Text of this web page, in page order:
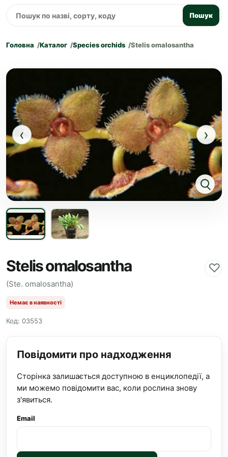
Пошук
Головна Каталог Species orchids Stelis omalosantha
‹ ›
Stelis omalosantha ♡
(Ste. omalosantha)
Немає в наявності
Код: 03553
Повідомити про надходження
Сторінка залишається доступною в енциклопедії, а
ми можемо повідомити вас, коли рослина знову
з'явиться.
Email